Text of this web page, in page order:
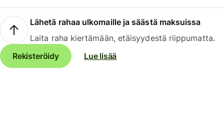
Lähetä rahaa ulkomaille ja säästä maksuissa
Laita raha kiertämään, etäisyydestä riippumatta.
Rekisteröidy
Lue lisää